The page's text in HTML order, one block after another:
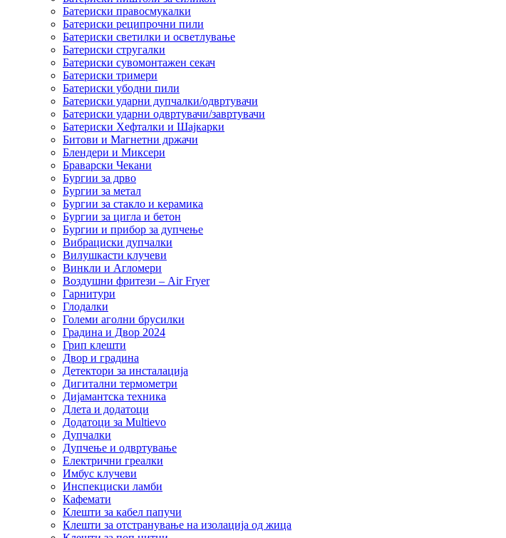
Батериски правосмукалки
Батериски реципрочни пили
Батериски светилки и осветлување
Батериски стругалки
Батериски сувомонтажен секач
Батериски тримери
Батериски убодни пили
Батериски ударни дупчалки/одвртувачи
Батериски ударни одвртувачи/завртувачи
Батериски Хефталки и Шајкарки
Битови и Магнетни држачи
Блендери и Миксери
Браварски Чекани
Бургии за дрво
Бургии за метал
Бургии за стакло и керамика
Бургии за цигла и бетон
Бургии и прибор за дупчење
Вибрациски дупчалки
Вилушкасти клучеви
Винкли и Агломери
Воздушни фритези – Air Fryer
Гарнитури
Глодалки
Големи аголни брусилки
Градина и Двор 2024
Грип клешти
Двор и градина
Детектори за инсталација
Дигитални термометри
Дијамантска техника
Длета и додатоци
Додатоци за Multievo
Дупчалки
Дупчење и одвртување
Електрични греалки
Имбус клучеви
Инспекциски ламби
Кафемати
Клешти за кабел папучи
Клешти за отстранување на изолација од жица